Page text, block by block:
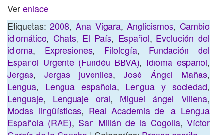
Verenlace
Etiquetas:2008,Ana Vigara, Anglicismos,Cambio
idiomático, Chats, El País, Español, Evolución del
idioma, Expresiones, Filología, Fundación del
Español Urgente (Fundéu BBVA), Idioma español,
Jergas,Jergas juveniles,José Ángel Mañas,
Lengua, Lengua española, Lengua y sociedad,
Lenguaje, Lenguaje oral, Miguel ángel Villena,
Modas lingüísticas, Real Academia de la Lengua
Española (RAE), San Millán de la Cogolla, Víctor